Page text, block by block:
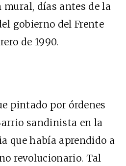
mural, días antes de la
gobierno del Frente
de 1990.
pintado por órdenes
sandinista en la
que había aprendido a
revolucionario. Tal